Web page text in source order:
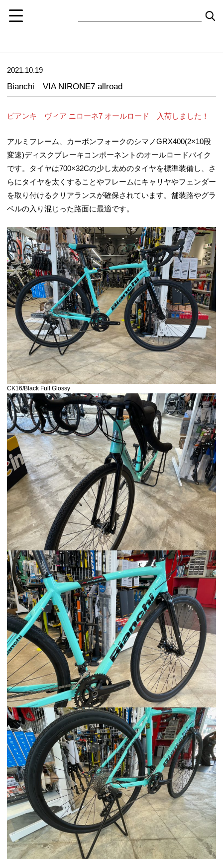
2021.10.19
Bianchi VIA NIRONE7 allroad
ビアンキ ヴィア ニローネ7 オールロード 入荷しました！
アルミフレーム、カーボンフォークのシマノGRX400(2×10段
変速)ディスクブレーキコンポーネントのオールロードバイク
です。タイヤは700×32Cの少し太めのタイヤを標準装備し、さ
らにタイヤを太くすることやフレームにキャリヤやフェンダー
を取り付けるクリアランスが確保されています。舗装路やグラ
ベルの入り混じった路面に最適です。
CK16/Black Full Glossy